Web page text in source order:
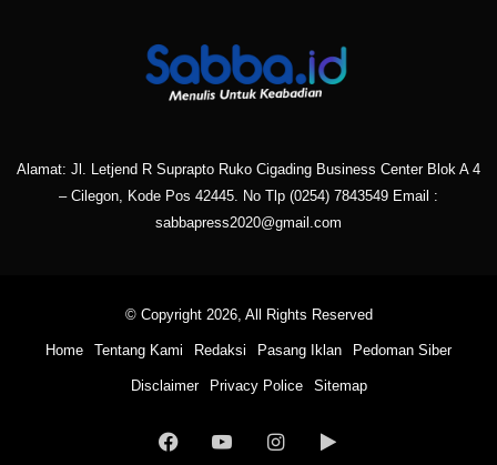
Alamat: Jl. Letjend R Suprapto Ruko Cigading Business Center Blok A 4
– Cilegon, Kode Pos 42445. No Tlp (0254) 7843549 Email :
sabbapress2020@gmail.com
© Copyright 2026, All Rights Reserved
Home Tentang Kami Redaksi Pasang Iklan Pedoman Siber
Disclaimer Privacy Police Sitemap
FacebookYouTubeInstagramGoogle